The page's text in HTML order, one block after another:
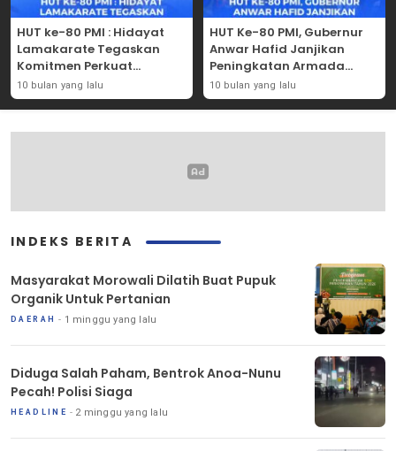
HUT ke-80 PMI : Hidayat
Lamakarate Tegaskan
Komitmen Perkuat
Solidaritas Kemanusiaan
10 bulan yang lalu
HUT Ke-80 PMI, Gubernur
Anwar Hafid Janjikan
Peningkatan Armada
Mobil Donor Darah
10 bulan yang lalu
INDEKS BERITA
Masyarakat Morowali Dilatih Buat Pupuk
Organik Untuk Pertanian
DAERAH 1 minggu yang lalu
Diduga Salah Paham, Bentrok Anoa-Nunu
Pecah! Polisi Siaga
HEADLINE 2 minggu yang lalu